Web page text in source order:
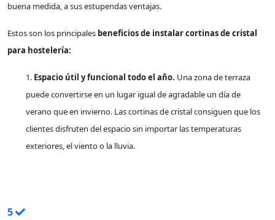
buena medida, a sus estupendas ventajas.
Estos son los principales beneficios de instalar cortinas de cristal
para hostelería:
1. Espacio útil y funcional todo el año. Una zona de terraza
puede convertirse en un lugar igual de agradable un día de
verano que en invierno. Las cortinas de cristal consiguen que los
clientes disfruten del espacio sin importar las temperaturas
exteriores, el viento o la lluvia.
5